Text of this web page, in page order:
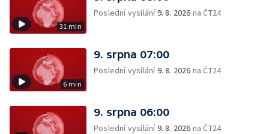
31 min
Poslední vysílání9. 8. 2026 na ČT24
6 min
9. srpna 07:00
Poslední vysílání9. 8. 2026 na ČT24
9. srpna 06:00
Poslední vysílání9. 8. 2026 na ČT24